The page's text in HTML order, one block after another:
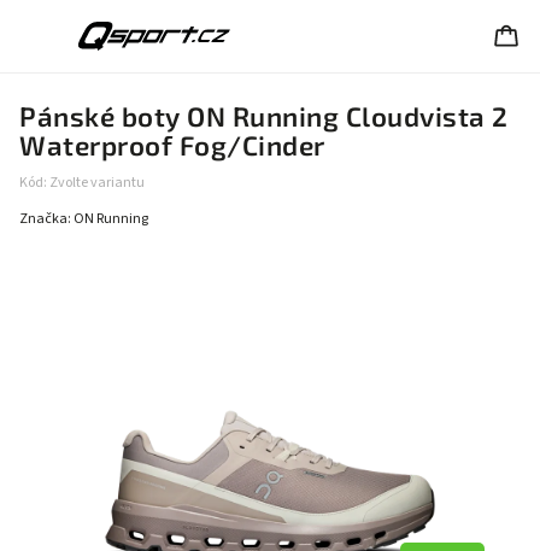
Pánské boty ON Running Cloudvista 2
Waterproof Fog/Cinder
Kód: Zvolte variantu
Značka: ON Running